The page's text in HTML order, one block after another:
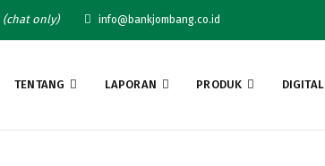
(chat only) info@bankjombang.co.id
TENTANG LAPORAN PRODUK DIGITAL